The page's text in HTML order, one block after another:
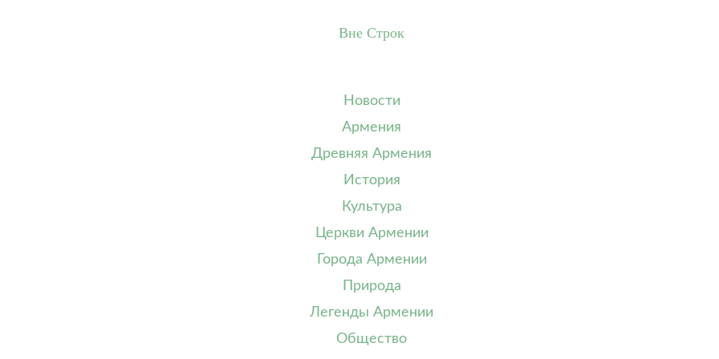
Вне Строк
Новости
Армения
Древняя Армения
История
Культура
Церкви Армении
Города Армении
Природа
Легенды Армении
Общество